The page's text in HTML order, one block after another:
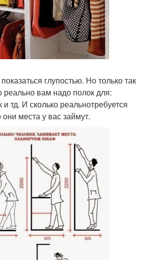
глупостью. Но только так
реально вам надо полок для:
тд. И сколько реальнотребуется
места у вас займут.